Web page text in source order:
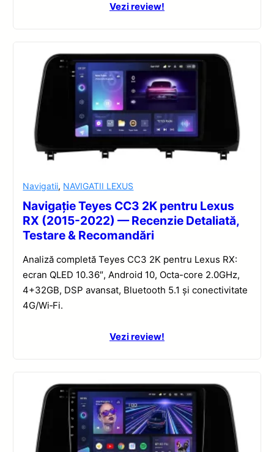
Vezi review!
Navigatii, NAVIGATII LEXUS
Navigație Teyes CC3 2K pentru Lexus
RX (2015-2022) — Recenzie Detaliată,
Testare & Recomandări
Analiză completă Teyes CC3 2K pentru Lexus RX:
ecran QLED 10.36″, Android 10, Octa-core 2.0GHz,
4+32GB, DSP avansat, Bluetooth 5.1 și conectivitate
4G/Wi‑Fi.
Vezi review!